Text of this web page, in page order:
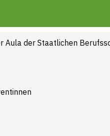
der Staatlichen